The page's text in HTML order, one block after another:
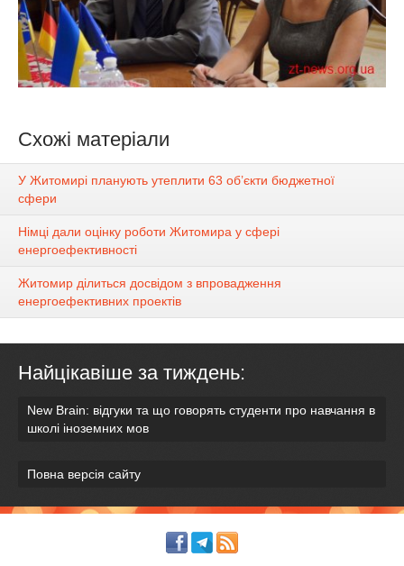
Схожі матеріали
У Житомирі планують утеплити 63 об’єкти бюджетної
сфери
Німці дали оцінку роботи Житомира у сфері
енергоефективності
Житомир ділиться досвідом з впровадження
енергоефективних проектів
Найцікавіше за тиждень:
New Brain: відгуки та що говорять студенти про навчання в
школі іноземних мов
Повна версія сайту